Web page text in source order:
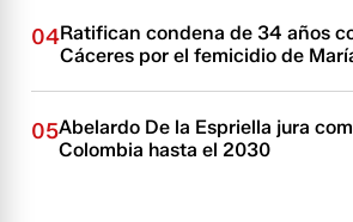
04Ratifican condena de 34 años
Cáceres por el femicidio de
05Abelardo De la Espriella jura
Colombia hasta el 2030